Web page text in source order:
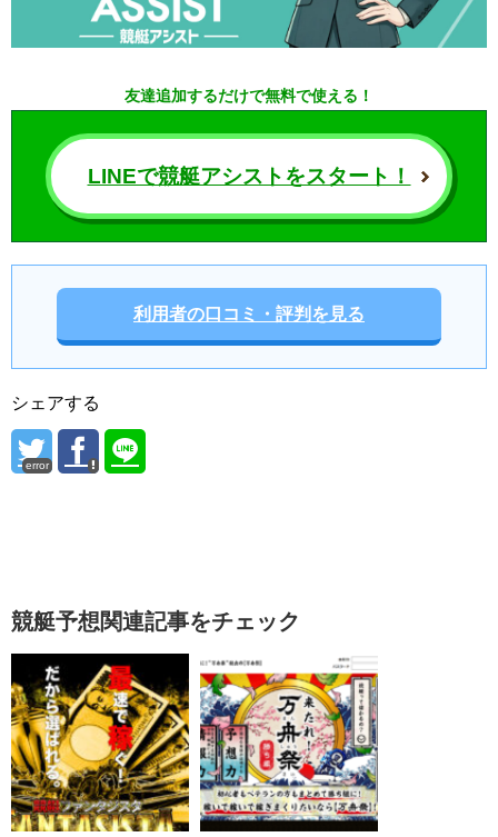
友達追加するだけで無料で使える！
LINEで競艇アシストをスタート！
利用者の口コミ・評判を見る
シェアする
error
競艇予想関連記事をチェック